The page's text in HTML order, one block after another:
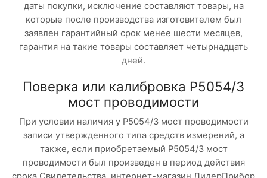
даты покупки, исключение составляют товары, на
которые после производства изготовителем был
заявлен гарантийный срок менее шести месяцев,
гарантия на такие товары составляет четырнадцать
дней.
Поверка или калибровка Р5054/3
мост проводимости
При условии наличия у Р5054/3 мост проводимости
записи утвержденного типа средств измерений, а
также, если приобретаемый Р5054/3 мост
проводимости был произведен в период действия